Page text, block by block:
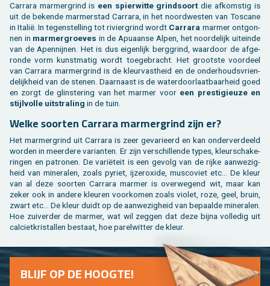
Car­ra­ra mar­mer­grind is een spier­wit­te grind­soortdie af­kom­stig is
uit de be­ken­de mar­mer­s­tad Car­ra­ra, in het noord­wes­ten van To­scane
in Italië. In te­gen­stel­ling tot ri­vier­grind wordt Car­ra­ra mar­mer ont­gon­
nen in mar­mer­groe­ves in de Apu­aan­se Alpen, het noor­de­lijk uit­ein­de
van de Apen­nij­nen. Het is dus ei­gen­lijk berg­grind, waar­door de af­ge­
ron­de vorm kunst­ma­tig wordt toe­ge­bracht. Het groot­ste voor­deel
van Car­ra­ra mar­mer­grind is de kleur­vast­heid en de on­der­houds­vrien­
de­lijk­heid van de ste­nen. Daar­naast is de wa­ter­door­laat­baar­heid goed
en zorgt de glin­ste­ring van het mar­mer voor een pres­ti­gi­eu­ze en
stijl­vol­le uit­stra­ling in de tuin.
Welke soor­ten Car­ra­ra mar­mer­grind zijn er?
Het mar­mer­grind uit Car­ra­ra is zeer ge­va­ri­eerd en kan on­der­ver­deeld
wor­den in meer­de­re va­ri­an­ten. Er zijn ver­schil­len­de types, kleur­scha­ke­
rin­gen en pa­tro­nen. De variëteit is een ge­volg van de rijke aan­we­zig­
heid van mi­ne­ra­len, zoals py­riet, ij­zer­oxi­de, mus­co­viet etc… De kleur
van al deze soor­ten Car­ra­ra mar­mer is over­we­gend wit, maar kan
zeker ook in an­de­re kleu­ren voor­ko­men zoals vi­o­let, roze, geel, bruin,
zwart etc… De kleur duidt op de aan­we­zig­heid van be­paal­de mi­ne­ra­len.
Hoe zui­ver­der de mar­mer, wat wil zeg­gen dat deze bijna vol­le­dig uit
cal­ciet­kris­tal­len be­staat, hoe pa­rel­wit­ter de kleur.
BLIJF OP DE HOOG­TE!